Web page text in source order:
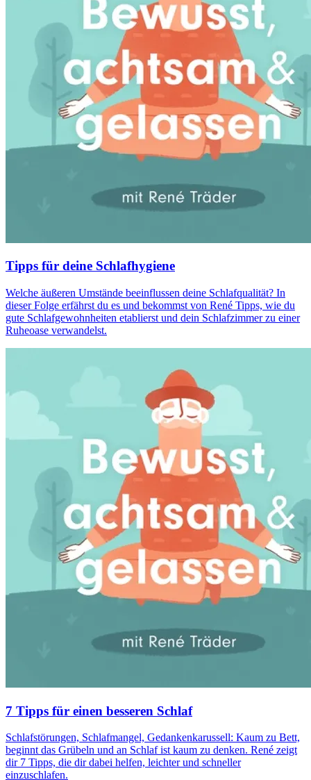
Tipps für deine Schlafhygiene
Welche äußeren Umstände beeinflussen deine Schlafqualität? In
dieser Folge erfährst du es und bekommst von René Tipps, wie du
gute Schlafgewohnheiten etablierst und dein Schlafzimmer zu einer
Ruheoase verwandelst.
7 Tipps für einen besseren Schlaf
Schlafstörungen, Schlafmangel, Gedankenkarussell: Kaum zu Bett,
beginnt das Grübeln und an Schlaf ist kaum zu denken. René zeigt
dir 7 Tipps, die dir dabei helfen, leichter und schneller
einzuschlafen.